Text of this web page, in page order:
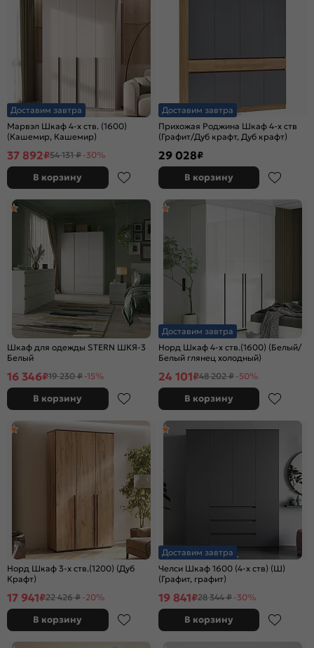
Доставим завтра
Марвэл Шкаф 4-х ств. (1600)
(Кашемир, Кашемир)
37 892₽54 131 ₽ -30%
В корзину
Доставим завтра
Прихожая Роджина Шкаф 4-х ств
(Графит/Дуб крафт, Дуб крафт)
29 028₽
В корзину
Шкаф для одежды STERN ШКЯ-3
Белый
16 346₽19 230 ₽ -15%
В корзину
Доставим завтра
Норд Шкаф 4-х ств.(1600) (Белый/
Белый глянец холодный)
24 101₽48 202 ₽ -50%
В корзину
Норд Шкаф 3-х ств.(1200) (Дуб
Крафт)
17 941₽22 426 ₽ -20%
В корзину
Доставим завтра
Челси Шкаф 1600 (4-х ств) (Ш)
(Графит, графит)
19 841₽28 344 ₽ -30%
В корзину